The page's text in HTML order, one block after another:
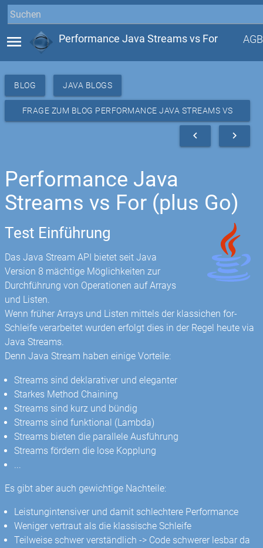
menu Performance Java Streams vs For AGB
BLOG JAVA BLOGS
FRAGE ZUM BLOG PERFORMANCE JAVA STREAMS VS
navigate_next
navigate_before
Performance Java
Streams vs For (plus Go)
Test Einführung
Das Java Stream API bietet seit Java
Version 8 mächtige Möglichkeiten zur
Durchführung von Operationen auf Arrays
und Listen.
Wenn früher Arrays und Listen mittels der klassichen for-
Schleife verarbeitet wurden erfolgt dies in der Regel heute via
Java Streams.
Denn Java Stream haben einige Vorteile:
Streams sind deklarativer und eleganter
Starkes Method Chaining
Streams sind kurz und bündig
Streams sind funktional (Lambda)
Streams bieten die parallele Ausführung
Streams fördern die lose Kopplung
Es gibt aber auch gewichtige Nachteile:
Leistungintensiver und damit schlechtere Performance
Weniger vertraut als die klassische Schleife
Teilweise schwer verständlich -> Code schwerer lesbar da